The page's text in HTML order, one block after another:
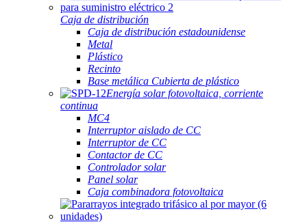
Caja de distribución
Caja de distribución estadounidense
Metal
Plástico
Recinto
Base metálica Cubierta de plástico
Energía solar fotovoltaica, corriente
continua
MC4
Interruptor aislado de CC
Interruptor de CC
Contactor de CC
Controlador solar
Panel solar
Caja combinadora fotovoltaica